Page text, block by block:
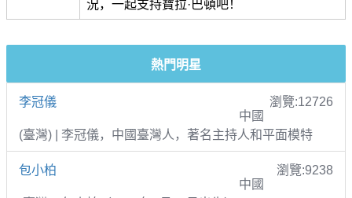
況，一起支持寶拉·巴頓吧！
熱門明星
李冠儀
瀏覽:12726
中國
(臺灣) | 李冠儀，中國臺灣人，著名主持人和平面模特
包小柏
瀏覽:9238
中國